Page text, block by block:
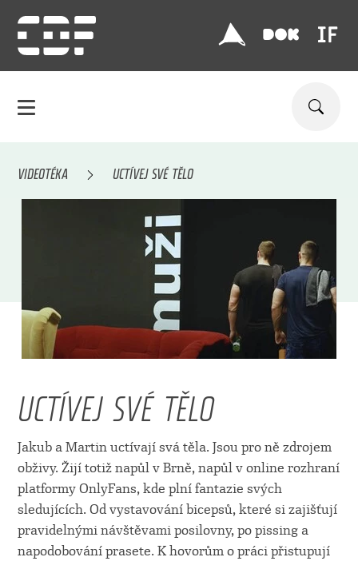
VIDEOTÉKA UCTÍVEJ SVÉ TĚLO
UCTÍVEJ SVÉ TĚLO
Jakub a Martin uctívají svá těla. Jsou pro ně zdrojem
obživy. Žijí totiž napůl v Brně, napůl v online rozhraní
platformy OnlyFans, kde plní fantazie svých
sledujících. Od vystavování bicepsů, které si zajišťují
pravidelnými návštěvami posilovny, po pissing a
napodobování prasete. K hovorům o práci přistupují